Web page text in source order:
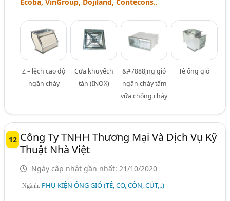
Z – lệch cao độ
ngăn cháy
Cửa khuyếch
tán (INOX)
&#7888;ng gió
ngăn cháy tấm
vữa chống cháy
Tê ống gió
12 Công Ty TNHH Thương Mại Và Dịch Vụ Kỹ
Thuật Nhà Việt
Ngày cập nhật gần nhất: 21/10/2020
Ngành: PHỤ KIỆN ỐNG GIÓ (TÊ, CO, CÔN, CÚT,..)